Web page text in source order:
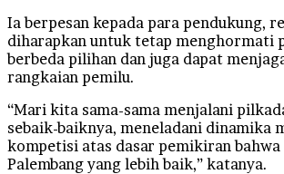
Ia berpesan kepada para pendukung,
diharapkan untuk tetap menghormati
berbeda pilihan dan juga dapat
rangkaian pemilu.
“Mari kita sama-sama menjalani
sebaik-baiknya, meneladani dinamika
kompetisi atas dasar pemikiran
Palembang yang lebih baik,” katanya.